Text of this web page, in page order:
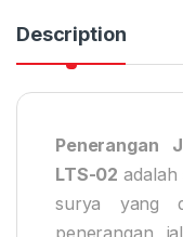
Description
Penerangan
LTS-02 adalah
surya yang
penerangan